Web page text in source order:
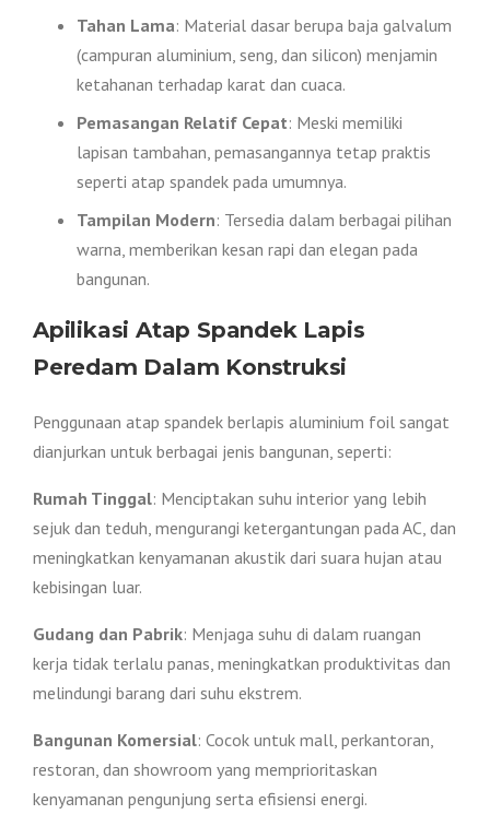
Tahan Lama: Material dasar berupa baja galvalum
(campuran aluminium, seng, dan silicon) menjamin
ketahanan terhadap karat dan cuaca.
Pemasangan Relatif Cepat: Meski memiliki
lapisan tambahan, pemasangannya tetap praktis
seperti atap spandek pada umumnya.
Tampilan Modern: Tersedia dalam berbagai pilihan
warna, memberikan kesan rapi dan elegan pada
bangunan.
Apilikasi Atap Spandek Lapis
Peredam Dalam Konstruksi
Penggunaan atap spandek berlapis aluminium foil sangat
dianjurkan untuk berbagai jenis bangunan, seperti:
Rumah Tinggal: Menciptakan suhu interior yang lebih
sejuk dan teduh, mengurangi ketergantungan pada AC, dan
meningkatkan kenyamanan akustik dari suara hujan atau
kebisingan luar.
Gudang dan Pabrik: Menjaga suhu di dalam ruangan
kerja tidak terlalu panas, meningkatkan produktivitas dan
melindungi barang dari suhu ekstrem.
Bangunan Komersial: Cocok untuk mall, perkantoran,
restoran, dan showroom yang memprioritaskan
kenyamanan pengunjung serta efisiensi energi.